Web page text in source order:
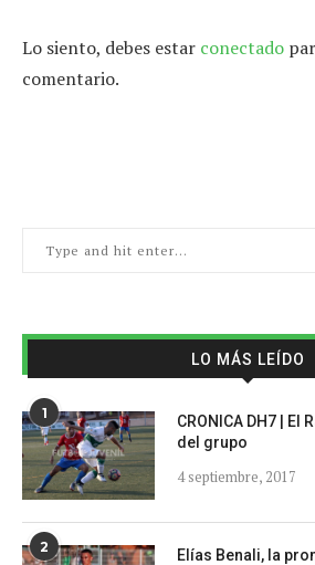
Lo siento, debes estar conectado
comentario.
LO MÁS LEÍDO
1
CRONICA DH7 |
del grupo
4 septiembre, 2017
2
Elías Benali, la